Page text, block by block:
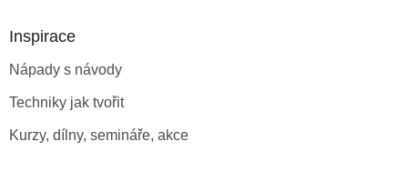
Inspirace
Nápady s návody
Techniky jak tvořit
Kurzy, dílny, semináře, akce